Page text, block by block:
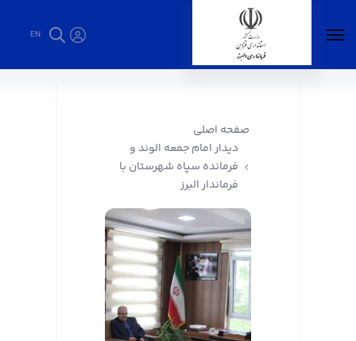
EN
صفحه اصلی
دیدار امام جمعه الوند و
فرمانده سپاه شهرستان با
فرماندار البرز